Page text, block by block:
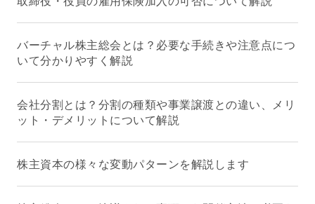
バーチャル株主総会とは？必要な手続きや注意点につ
いて分かりやすく解説
会社分割とは？分割の種類や事業譲渡との違い、メリ
ット・デメリットについて解説
株主資本の様々な変動パターンを解説します